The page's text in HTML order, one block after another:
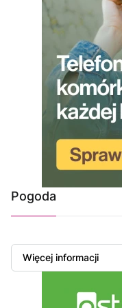
Pogoda
Więcej informacji